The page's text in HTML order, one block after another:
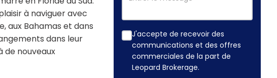
à naviguer avec
aux Bahamas et dans
dans leur
de nouveaux
J'accepte de recevoir des
communications et des offres
commerciales de la part de
Leopard Brokerage.